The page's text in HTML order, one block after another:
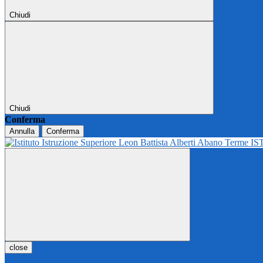
Chiudi
Chiudi
Conferma
Annulla Conferma
close